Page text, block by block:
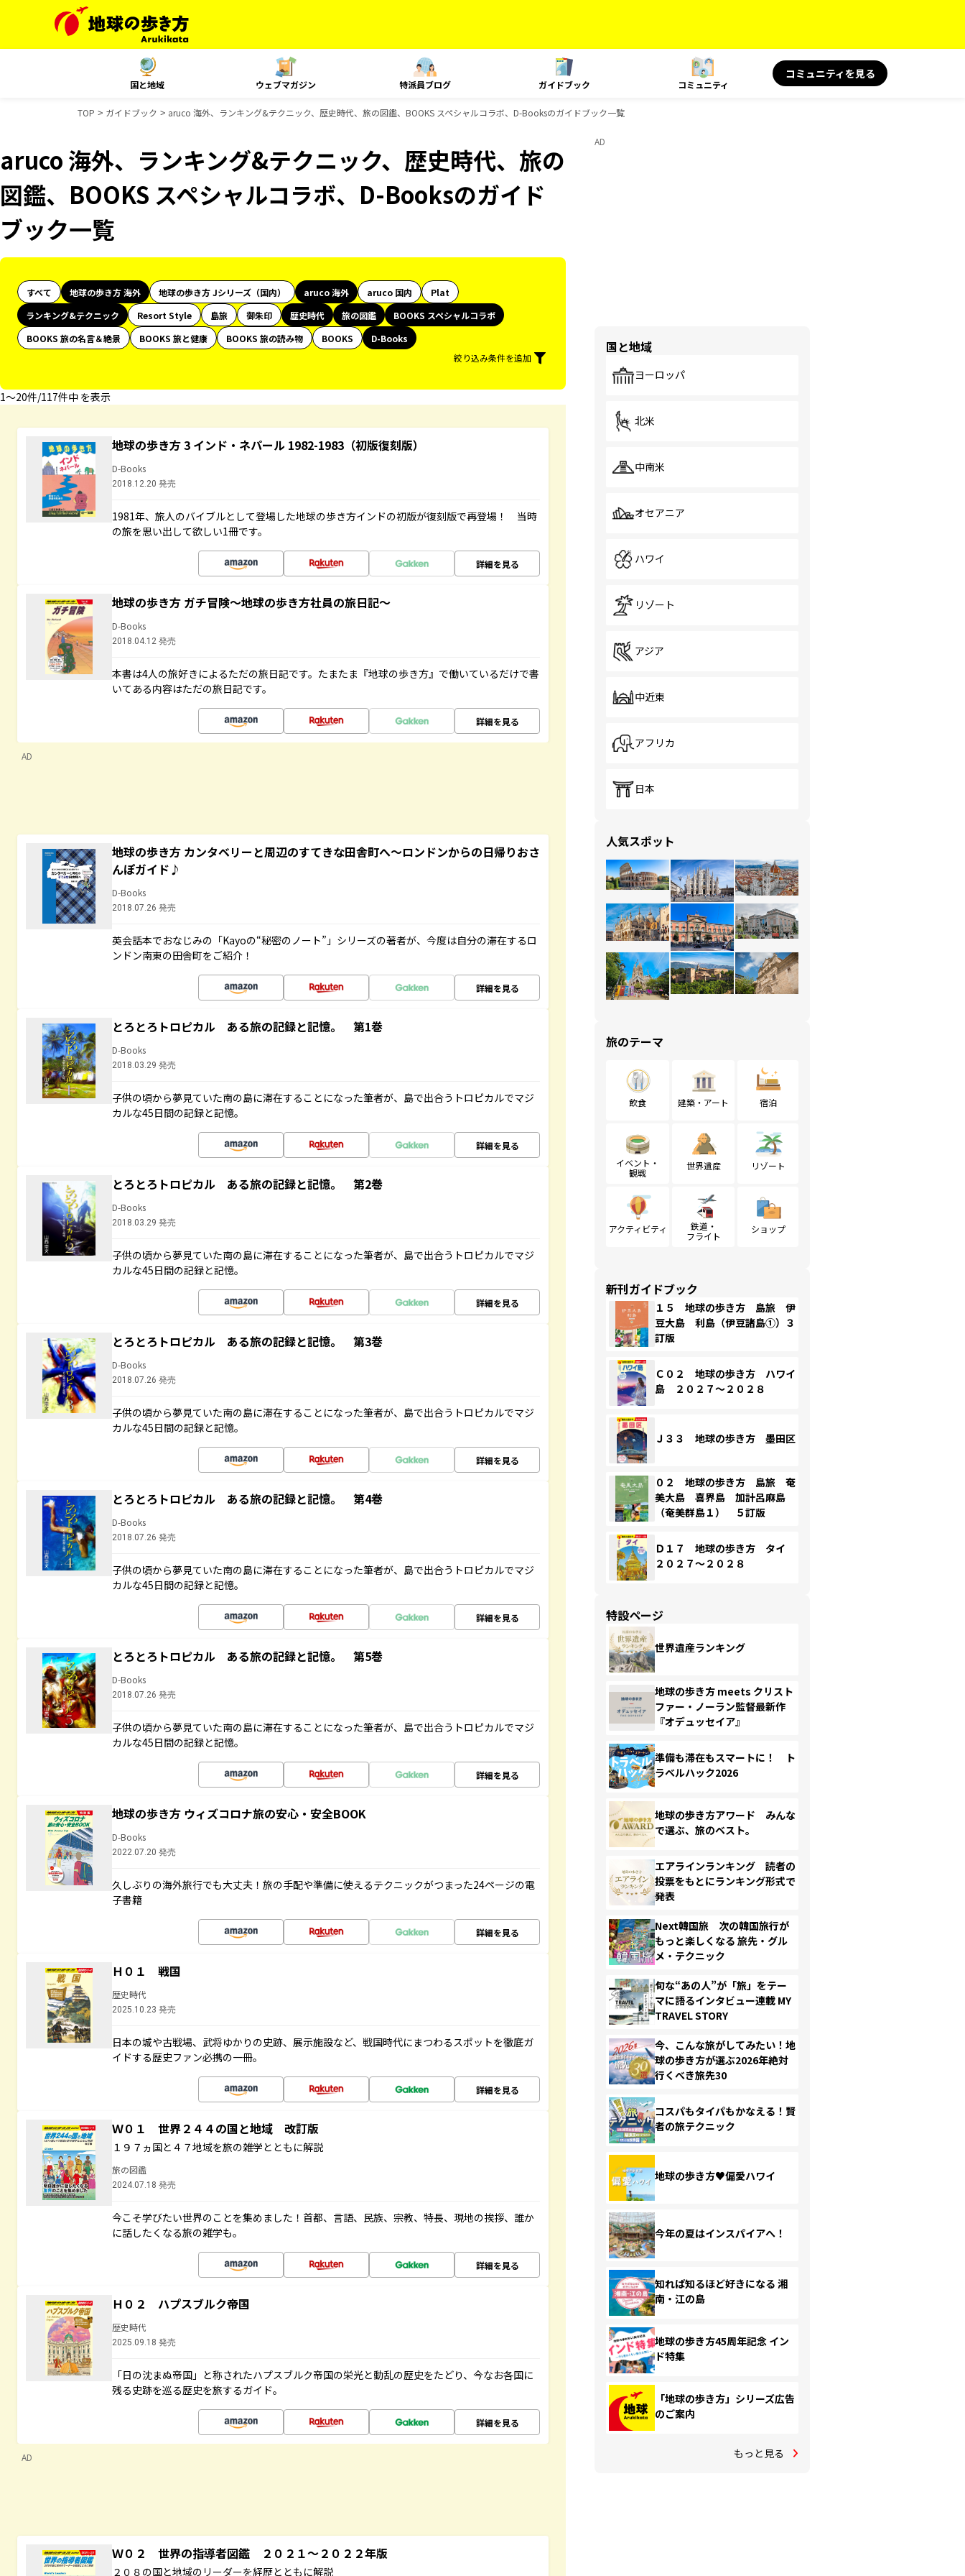
国と地域 ウェブマガジン 特派員ブログ ガイドブック コミュニティ
コミュニティを見る
TOP ガイドブック aruco 海外、ランキング&テクニック、歴史時代、旅の図鑑、BOOKS スペシャルコラボ、D-Booksのガイドブック一覧
aruco 海外、ランキング&テクニック、歴史時代、旅の
図鑑、BOOKS スペシャルコラボ、D-Booksのガイド
ブック一覧
すべて 地球の歩き方 海外 地球の歩き方 Jシリーズ（国内） aruco 海外 aruco 国内
Plat
ランキング&テクニック
Resort Style 島旅 御朱印 歴史時代 旅の図鑑
BOOKS スペシャルコラボ
BOOKS 旅の名言＆絶景
BOOKS 旅と健康 BOOKS 旅の読み物 BOOKS
D-Books
絞り込み条件を追加
1〜20件/117件中 を表示
地球の歩き方 3 インド・ネパール 1982-1983（初版復刻版）
D-Books
2018.12.20 発売
1981年、旅人のバイブルとして登場した地球の歩き方インドの初版が復刻版で再登場！ 当時
の旅を思い出して欲しい1冊です。
詳細を見る
地球の歩き方 ガチ冒険～地球の歩き方社員の旅日記～
D-Books
2018.04.12 発売
本書は4人の旅好きによるただの旅日記です。たまたま『地球の歩き方』で働いているだけで書
いてある内容はただの旅日記です。
詳細を見る
AD
地球の歩き方 カンタベリーと周辺のすてきな田舎町へ～ロンドンからの日帰りおさ
んぽガイド♪
D-Books
2018.07.26 発売
英会話本でおなじみの「Kayoの“秘密のノート”」シリーズの著者が、今度は自分の滞在するロ
ンドン南東の田舎町をご紹介！
詳細を見る
とろとろトロピカル ある旅の記録と記憶。 第1巻
D-Books
2018.03.29 発売
子供の頃から夢見ていた南の島に滞在することになった筆者が、島で出合うトロピカルでマジ
カルな45日間の記録と記憶。
詳細を見る
とろとろトロピカル ある旅の記録と記憶。 第2巻
D-Books
2018.03.29 発売
子供の頃から夢見ていた南の島に滞在することになった筆者が、島で出合うトロピカルでマジ
カルな45日間の記録と記憶。
詳細を見る
とろとろトロピカル ある旅の記録と記憶。 第3巻
D-Books
2018.07.26 発売
子供の頃から夢見ていた南の島に滞在することになった筆者が、島で出合うトロピカルでマジ
カルな45日間の記録と記憶。
詳細を見る
とろとろトロピカル ある旅の記録と記憶。 第4巻
D-Books
2018.07.26 発売
子供の頃から夢見ていた南の島に滞在することになった筆者が、島で出合うトロピカルでマジ
カルな45日間の記録と記憶。
詳細を見る
とろとろトロピカル ある旅の記録と記憶。 第5巻
D-Books
2018.07.26 発売
子供の頃から夢見ていた南の島に滞在することになった筆者が、島で出合うトロピカルでマジ
カルな45日間の記録と記憶。
詳細を見る
地球の歩き方 ウィズコロナ旅の安心・安全BOOK
D-Books
2022.07.20 発売
久しぶりの海外旅行でも大丈夫！旅の手配や準備に使えるテクニックがつまった24ページの電
子書籍
詳細を見る
Ｈ０１ 戦国
歴史時代
2025.10.23 発売
日本の城や古戦場、武将ゆかりの史跡、展示施設など、戦国時代にまつわるスポットを徹底ガ
イドする歴史ファン必携の一冊。
詳細を見る
Ｗ０１ 世界２４４の国と地域 改訂版
１９７ヵ国と４７地域を旅の雑学とともに解説
旅の図鑑
2024.07.18 発売
今こそ学びたい世界のことを集めました！首都、言語、民族、宗教、特長、現地の挨拶、誰か
に話したくなる旅の雑学も。
詳細を見る
Ｈ０２ ハプスブルク帝国
歴史時代
2025.09.18 発売
「日の沈まぬ帝国」と称されたハプスブルク帝国の栄光と動乱の歴史をたどり、今なお各国に
残る史跡を巡る歴史を旅するガイド。
詳細を見る
AD
Ｗ０２ 世界の指導者図鑑 ２０２１～２０２２年版
２０８の国と地域のリーダーを経歴とともに解説
AD
国と地域
ヨーロッパ
北米
中南米
オセアニア
ハワイ
リゾート
アジア
中近東
アフリカ
日本
人気スポット
旅のテーマ
飲食 建築・アート 宿泊
イベント・
観戦
世界遺産 リゾート
アクティビティ
鉄道・
フライト
ショップ
新刊ガイドブック
１５ 地球の歩き方 島旅 伊
豆大島 利島（伊豆諸島①）３
訂版
Ｃ０２ 地球の歩き方 ハワイ
島 ２０２７～２０２８
Ｊ３３ 地球の歩き方 墨田区
０２ 地球の歩き方 島旅 奄
美大島 喜界島 加計呂麻島
（奄美群島１） ５訂版
Ｄ１７ 地球の歩き方 タイ
２０２７～２０２８
特設ページ
世界遺産ランキング
地球の歩き方 meets クリスト
ファー・ノーラン監督最新作
『オデュッセイア』
準備も滞在もスマートに！ ト
ラベルハック2026
地球の歩き方アワード みんな
で選ぶ、旅のベスト。
エアラインランキング 読者の
投票をもとにランキング形式で
発表
Next韓国旅 次の韓国旅行が
もっと楽しくなる 旅先・グル
メ・テクニック
旬な“あの人”が「旅」をテー
マに語るインタビュー連載 MY
TRAVEL STORY
今、こんな旅がしてみたい！地
球の歩き方が選ぶ2026年絶対
行くべき旅先30
コスパもタイパもかなえる！賢
者の旅テクニック
地球の歩き方♥偏愛ハワイ
今年の夏はインスパイアへ！
知れば知るほど好きになる 湘
南・江の島
地球の歩き方45周年記念 イン
ド特集
「地球の歩き方」シリーズ広告
のご案内
もっと見る